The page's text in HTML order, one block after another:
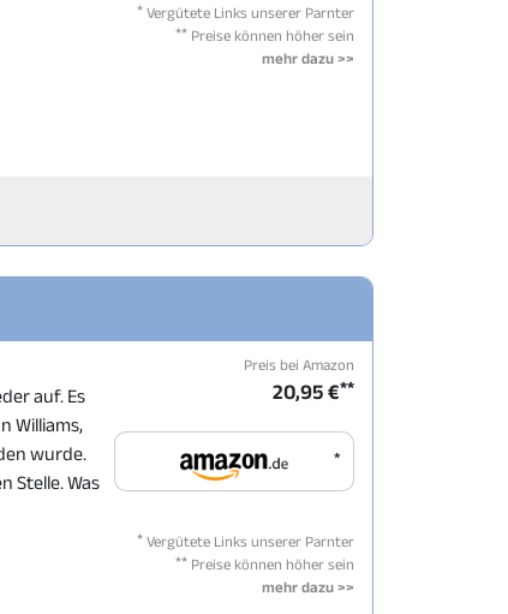
* Vergütete Links unserer Parnter
** Preise können höher sein
mehr dazu >>
auf. Es
Williams,
wurde.
Stelle. Was
Preis bei Amazon
20,95 €**
*
* Vergütete Links unserer Parnter
** Preise können höher sein
mehr dazu >>